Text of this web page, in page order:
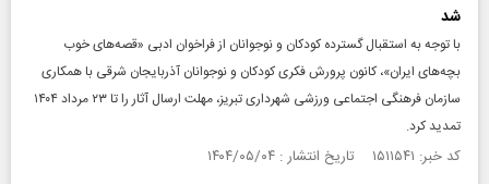
شد
با توجه به استقبال گسترده کودکان و نوجوانان از فراخوان ادبی «قصه‌های خوب
بچه‌های ایران»، کانون پرورش فکری کودکان و نوجوانان آذربایجان شرقی با همکاری
سازمان فرهنگی اجتماعی ورزشی شهرداری تبریز، مهلت ارسال آثار را تا ۲۳ مرداد ۱۴۰۴
تمدید کرد.
کد خبر: ۱۵۱۱۵۴۱ تاریخ انتشار : ۱۴۰۴/۰۵/۰۴